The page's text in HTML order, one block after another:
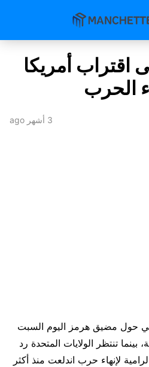
اقتراب أمريكا
الحرب
3 أشهر ago
حول مضيق هرمز اليوم ​السبت
بينما تنتظر الولايات المتحدة رد
لإنهاء حرب اندلعت منذ أكثر